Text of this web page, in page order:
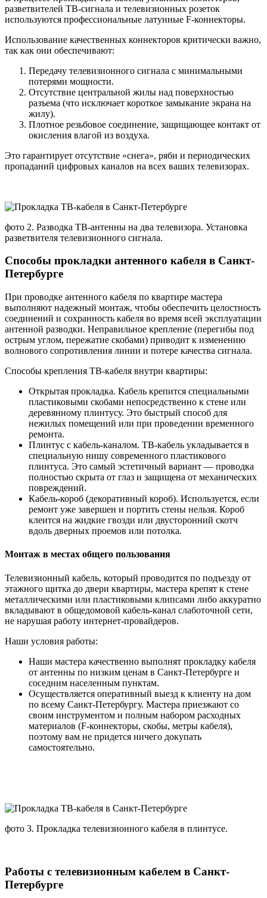
разветвителей ТВ-сигнала и телевизионных розеток
используются профессиональные латунные F-коннекторы.
Использование качественных коннекторов критически важно,
так как они обеспечивают:
Передачу телевизионного сигнала с минимальными
потерями мощности.
Отсутствие центральной жилы над поверхностью
разъема (что исключает короткое замыкание экрана на
жилу).
Плотное резьбовое соединение, защищающее контакт от
окисления влагой из воздуха.
Это гарантирует отсутствие «снега», ряби и периодических
пропаданий цифровых каналов на всех ваших телевизорах.
фото 2. Разводка ТВ-антенны на два телевизора. Установка
разветвителя телевизионного сигнала.
Способы прокладки антенного кабеля в Санкт-
Петербурге
При проводке антенного кабеля по квартире мастера
выполняют надежный монтаж, чтобы обеспечить целостность
соединений и сохранность кабеля во время всей эксплуатации
антенной разводки. Неправильное крепление (перегибы под
острым углом, пережатие скобами) приводит к изменению
волнового сопротивления линии и потере качества сигнала.
Способы крепления ТВ-кабеля внутри квартиры:
Открытая прокладка. Кабель крепится специальными
пластиковыми скобами непосредственно к стене или
деревянному плинтусу. Это быстрый способ для
нежилых помещений или при проведении временного
ремонта.
Плинтус с кабель-каналом. ТВ-кабель укладывается в
специальную нишу современного пластикового
плинтуса. Это самый эстетичный вариант — проводка
полностью скрыта от глаз и защищена от механических
повреждений.
Кабель-короб (декоративный короб). Используется, если
ремонт уже завершен и портить стены нельзя. Короб
клеится на жидкие гвозди или двусторонний скотч
вдоль дверных проемов или потолка.
Монтаж в местах общего пользования
Телевизионный кабель, который проводится по подъезду от
этажного щитка до двери квартиры, мастера крепят к стене
металлическими или пластиковыми клипсами либо аккуратно
вкладывают в общедомовой кабель-канал слаботочной сети,
не нарушая работу интернет-провайдеров.
Наши условия работы:
Наши мастера качественно выполнят прокладку кабеля
от антенны по низким ценам в Санкт-Петербурге и
соседним населенным пунктам.
Осуществляется оперативный выезд к клиенту на дом
по всему Санкт-Петербургу. Мастера приезжают со
своим инструментом и полным набором расходных
материалов (F-коннекторы, скобы, метры кабеля),
поэтому вам не придется ничего докупать
самостоятельно.
фото 3. Прокладка телевизионного кабеля в плинтусе.
Работы с телевизионным кабелем в Санкт-
Петербурге